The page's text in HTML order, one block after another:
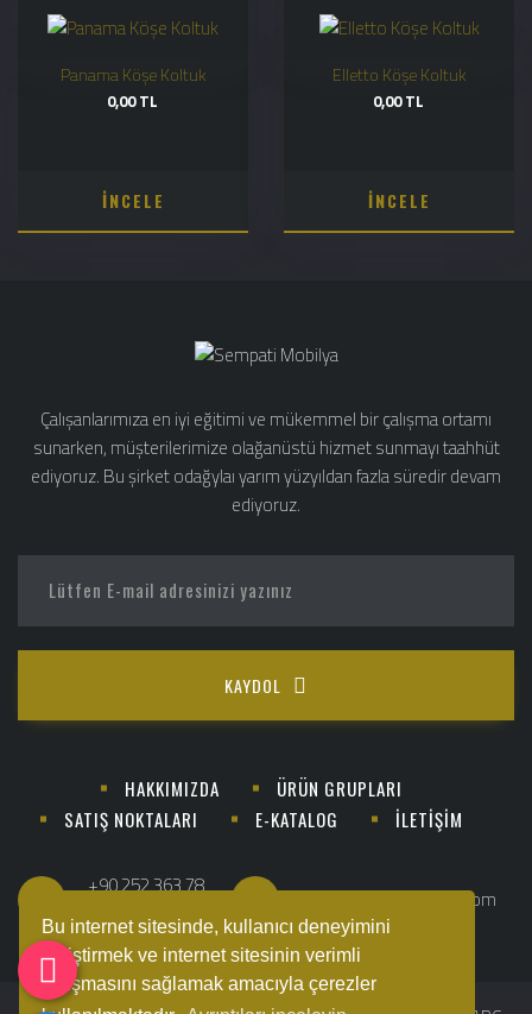
Bu internet sitesinde, kullanıcı deneyimini
geliştirmek ve internet sitesinin verimli
çalışmasını sağlamak amacıyla çerezler
Panama Köşe Koltuk
0,00 TL
İNCELE
Elletto Köşe Koltuk
0,00 TL
İNCELE
Çalışanlarımıza en iyi eğitimi ve mükemmel bir çalışma ortamı
sunarken, müşterilerimize olağanüstü hizmet sunmayı taahhüt
ediyoruz. Bu şirket odağylaı yarım yüzyıldan fazla süredir devam
ediyoruz.
KAYDOL
HAKKIMIZDA
ÜRÜN GRUPLARI
SATIŞ NOKTALARI
E-KATALOG İLETİŞİM
+90 252 363 78
88
info@sempatimobilya.com